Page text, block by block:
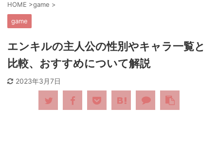
HOME >game >
game
エンキルの主人公の性別やキャラ一覧と
比較、おすすめについて解説
2023年3月7日